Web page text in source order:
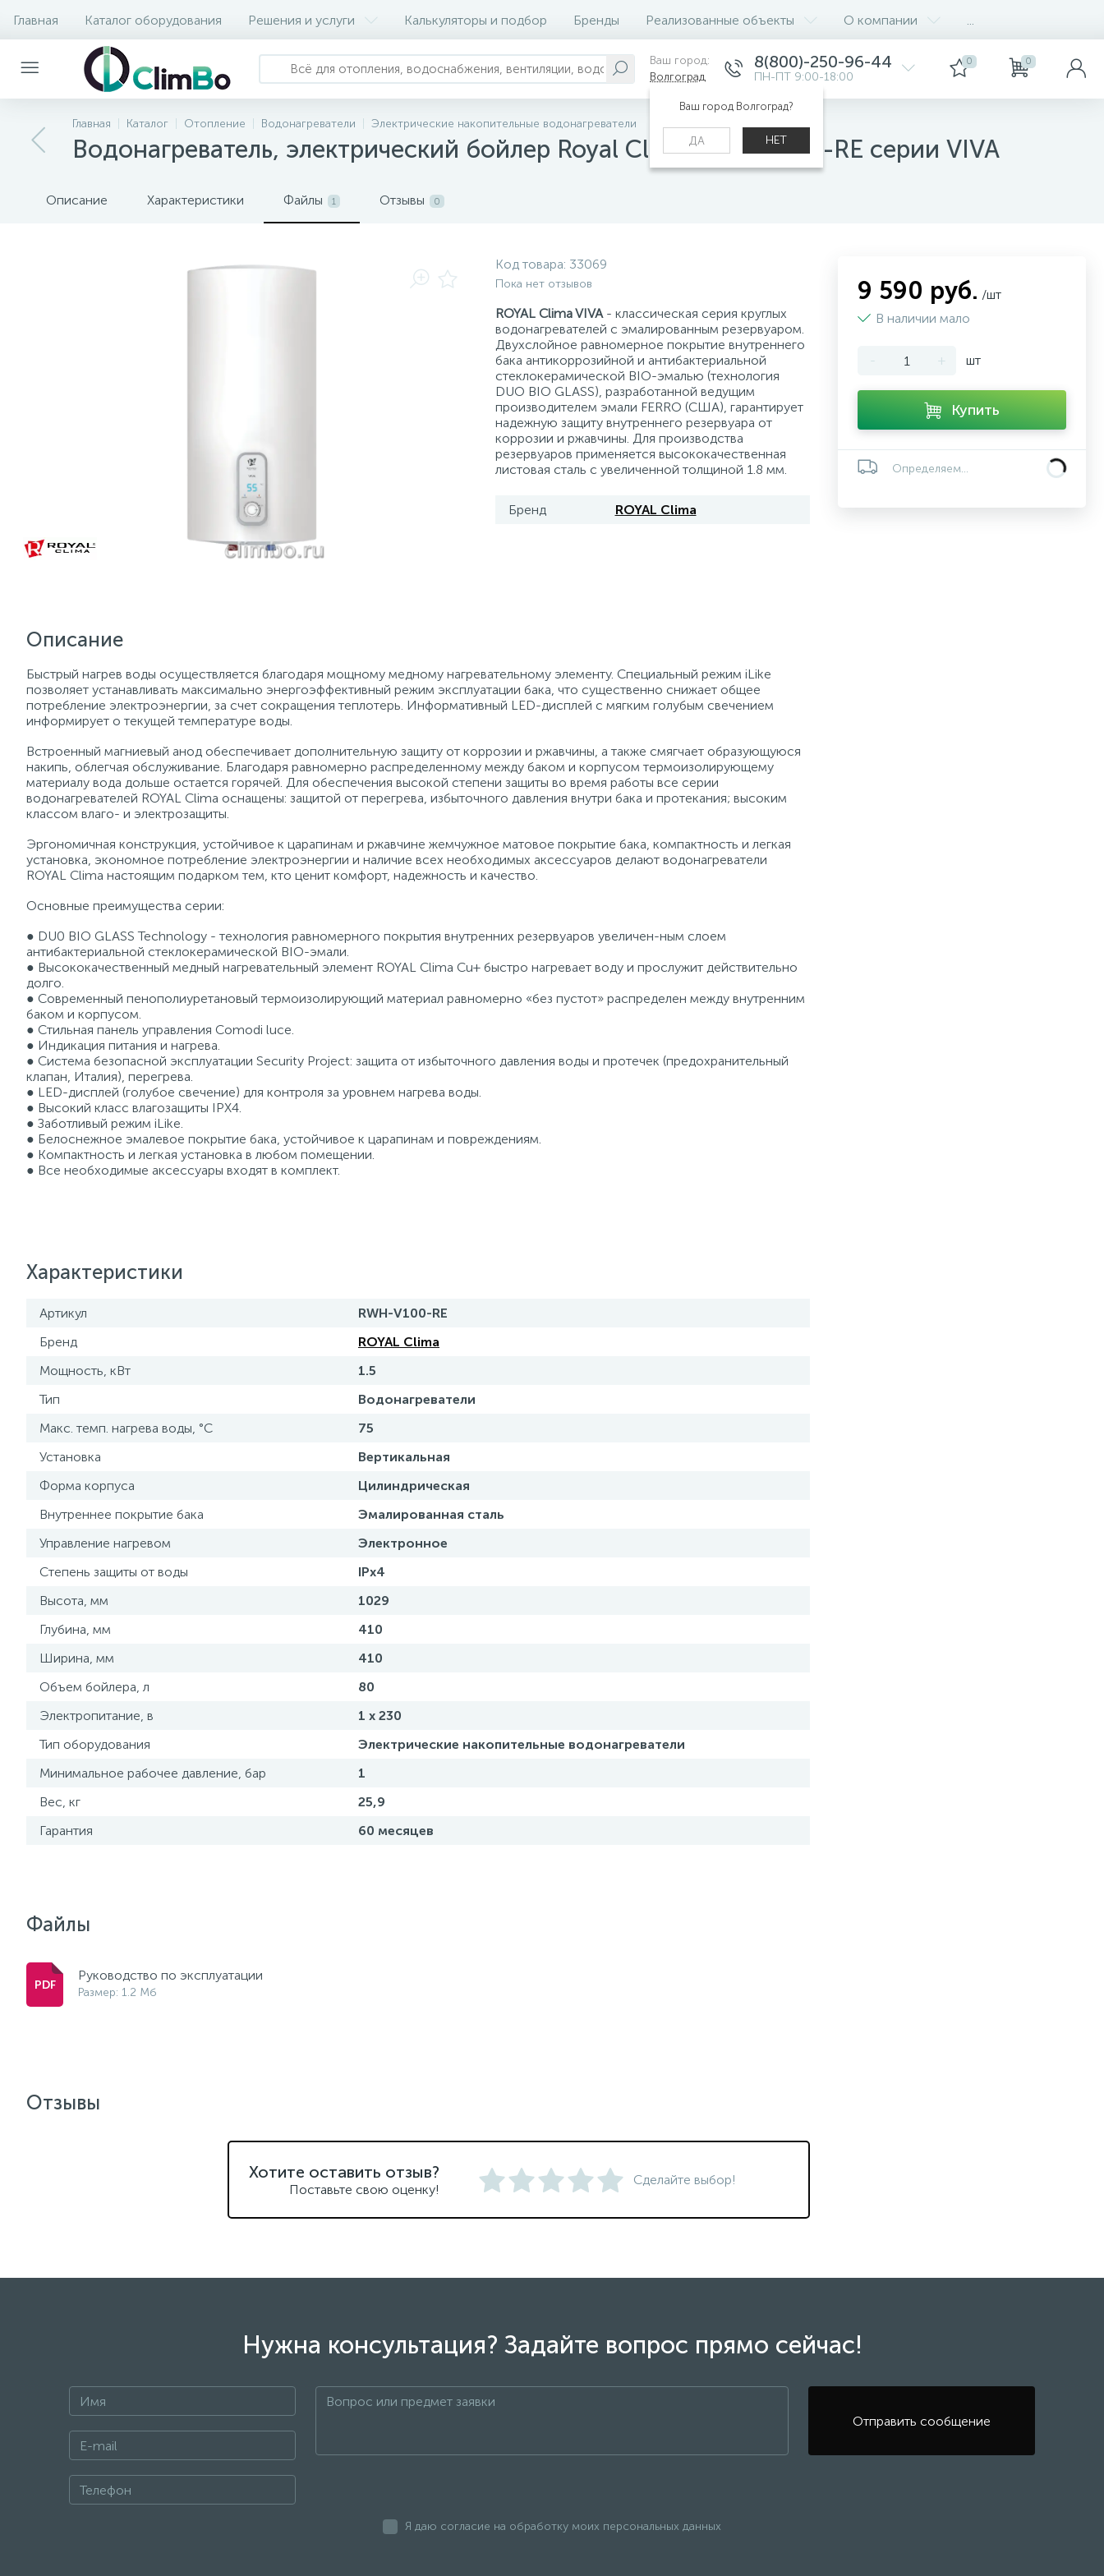
Главная Каталог оборудования Решения и услуги Калькуляторы и подбор Бренды Реализованные объекты О компании
Ваш город:
Волгоград
Ваш город Волгоград?
ДА НЕТ
8(800)-250-96-44
ПН-ПТ 9:00-18:00
0 0
Главная Каталог Отопление Водонагреватели Электрические накопительные водонагреватели
Водонагреватель, электрический бойлер Royal Clima RWH-V100-RE серии VIVA
Описание Характеристики Файлы 1 Отзывы 0
Код товара: 33069
Пока нет отзывов
ROYAL Clima VIVA- классическая серия круглых
водонагревателей с эмалированным резервуаром.
Двухслойное равномерное покрытие внутреннего
бака антикоррозийной и антибактериальной
стеклокерамической BIO-эмалью (технология
DUO BIO GLASS), разработанной ведущим
производителем эмали FERRO (США), гарантирует
надежную защиту внутреннего резервуара от
коррозии и ржавчины. Для производства
резервуаров применяется высококачественная
листовая сталь с увеличенной толщиной 1.8 мм.
Бренд ROYAL Clima
Описание
Быстрый нагрев воды осуществляется благодаря мощному медному нагревательному элементу. Специальный режим iLike
позволяет устанавливать максимально энергоэффективный режим эксплуатации бака, что существенно снижает общее
потребление электроэнергии, за счет сокращения теплотерь. Информативный LED-дисплей с мягким голубым свечением
информирует о текущей температуре воды.
Встроенный магниевый анод обеспечивает дополнительную защиту от коррозии и ржавчины, а также смягчает образующуюся
накипь, облегчая обслуживание. Благодаря равномерно распределенному между баком и корпусом термоизолирующему
материалу вода дольше остается горячей. Для обеспечения высокой степени защиты во время работы все серии
водонагревателей ROYAL Clima оснащены: защитой от перегрева, избыточного давления внутри бака и протекания; высоким
классом влаго- и электрозащиты.
Эргономичная конструкция, устойчивое к царапинам и ржавчине жемчужное матовое покрытие бака, компактность и легкая
установка, экономное потребление электроэнергии и наличие всех необходимых аксессуаров делают водонагреватели
ROYAL Clima настоящим подарком тем, кто ценит комфорт, надежность и качество.
Основные преимущества серии:
● DU0 BIO GLASS Technology - технология равномерного покрытия внутренних резервуаров увеличен-ным слоем
антибактериальной стеклокерамической BIO-эмали.
● Высококачественный медный нагревательный элемент ROYAL Clima Cu+ быстро нагревает воду и прослужит действительно
долго.
● Современный пенополиуретановый термоизолирующий материал равномерно «без пустот» распределен между внутренним
баком и корпусом.
● Стильная панель управления Comodi luce.
● Индикация питания и нагрева.
● Система безопасной эксплуатации Security Project: защита от избыточного давления воды и протечек (предохранительный
клапан, Италия), перегрева.
● LED-дисплей (голубое свечение) для контроля за уровнем нагрева воды.
● Высокий класс влагозащиты IPX4.
● Заботливый режим iLike.
● Белоснежное эмалевое покрытие бака, устойчивое к царапинам и повреждениям.
● Компактность и легкая установка в любом помещении.
● Все необходимые аксессуары входят в комплект.
Характеристики
Артикул
RWH-V100-RE
Бренд
ROYAL Clima
Мощность, кВт
1.5
Тип
Водонагреватели
Макс. темп. нагрева воды, °С
75
Установка
Вертикальная
Форма корпуса
Цилиндрическая
Внутреннее покрытие бака
Эмалированная сталь
Управление нагревом
Электронное
Степень защиты от воды
IPx4
Высота, мм
1029
Глубина, мм
410
Ширина, мм
410
Объем бойлера, л
80
Электропитание, в
1 x 230
Тип оборудования
Электрические накопительные водонагреватели
Минимальное рабочее давление, бар
1
Вес, кг
25,9
Гарантия
60 месяцев
Файлы
Руководство по эксплуатации
Размер: 1.2 Мб
9 590 руб. /шт
В наличии мало
- + шт
Купить
Определяем...
Отзывы
Хотите оставить отзыв?
Поставьте свою оценку!
Сделайте выбор!
Нужна консультация? Задайте вопрос прямо сейчас!
Отправить сообщение
Я даю согласие на обработку моих персональных данных